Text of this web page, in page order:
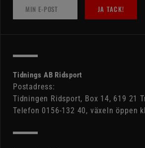
JA TACK!
Tidnings AB Ridsport
Postadress:
Tidningen Ridsport, Box 14, 619 21
Telefon 0156-132 40, växeln öppen